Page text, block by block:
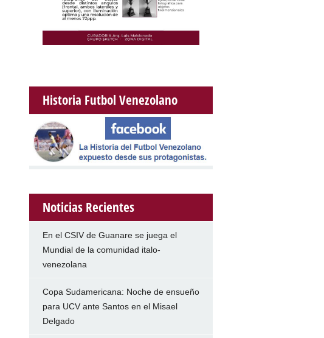
Historia Futbol Venezolano
Noticias Recientes
En el CSIV de Guanare se juega el
Mundial de la comunidad italo-
venezolana
Copa Sudamericana: Noche de ensueño
para UCV ante Santos en el Misael
Delgado